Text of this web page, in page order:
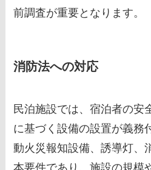
前調査が重要となります。
消防法への対応
民泊施設では、宿泊者の安
に基づく設備の設置が義務
動火災報知設備、誘導灯、
本要件であり、施設の規模